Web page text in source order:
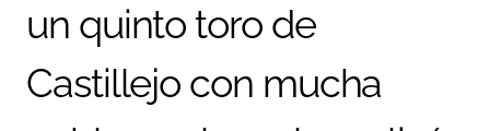
un quinto toro de
Castillejo con mucha